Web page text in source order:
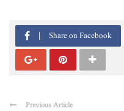
Share on Facebook
Previous Article